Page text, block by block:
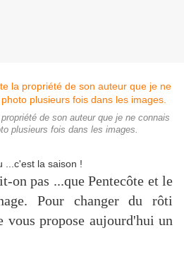
de son auteur que je ne connais
plusieurs fois dans les images.
...c'est la saison !
on pas ...que Pentecôte et le
Pour changer du rôti
vous propose aujourd'hui un